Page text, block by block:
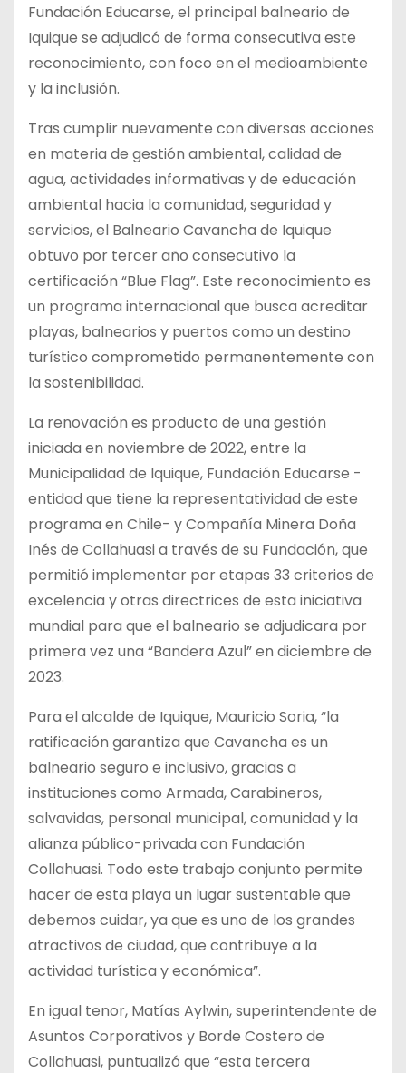
Fundación Educarse, el principal balneario de
Iquique se adjudicó de forma consecutiva este
reconocimiento, con foco en el medioambiente
y la inclusión.
Tras cumplir nuevamente con diversas acciones
en materia de gestión ambiental, calidad de
agua, actividades informativas y de educación
ambiental hacia la comunidad, seguridad y
servicios, el Balneario Cavancha de Iquique
obtuvo por tercer año consecutivo la
certificación “Blue Flag”. Este reconocimiento es
un programa internacional que busca acreditar
playas, balnearios y puertos como un destino
turístico comprometido permanentemente con
la sostenibilidad.
La renovación es producto de una gestión
iniciada en noviembre de 2022, entre la
Municipalidad de Iquique, Fundación Educarse -
entidad que tiene la representatividad de este
programa en Chile- y Compañía Minera Doña
Inés de Collahuasi a través de su Fundación, que
permitió implementar por etapas 33 criterios de
excelencia y otras directrices de esta iniciativa
mundial para que el balneario se adjudicara por
primera vez una “Bandera Azul” en diciembre de
2023.
Para el alcalde de Iquique, Mauricio Soria, “la
ratificación garantiza que Cavancha es un
balneario seguro e inclusivo, gracias a
instituciones como Armada, Carabineros,
salvavidas, personal municipal, comunidad y la
alianza público-privada con Fundación
Collahuasi. Todo este trabajo conjunto permite
hacer de esta playa un lugar sustentable que
debemos cuidar, ya que es uno de los grandes
atractivos de ciudad, que contribuye a la
actividad turística y económica”.
En igual tenor, Matías Aylwin, superintendente de
Asuntos Corporativos y Borde Costero de
Collahuasi, puntualizó que “esta tercera